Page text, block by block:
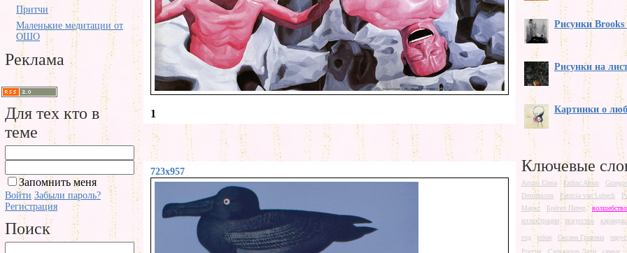
Притчи
Маленькие медитации от
ОШО
Реклама
Для тех кто в
теме
Запомнить меня
Войти Забыли пароль?
Регистрация
Поиск
1
723x957
Рисунки Brooks
Рисунки на
Картинки о
Ключевые
Arturo Elena Erdinc Altun
Domenicon
Patricia van Lubeck
Маркс
Брёгел Питер
волшебство
иллюстрации
искусство
год обои Оксана Гривина
Россия
Сальвадор Дали самые